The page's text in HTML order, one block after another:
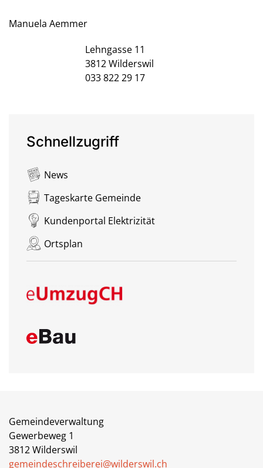
Manuela Aemmer
Lehngasse 11
3812Wilderswil
033 822 29 17
Schnellzugriff
News
Tageskarte Gemeinde
Kundenportal Elektrizität
Ortsplan
Gemeindeverwaltung
Gewerbeweg 1
3812 Wilderswil
gemeindeschreiberei@wilderswil.ch